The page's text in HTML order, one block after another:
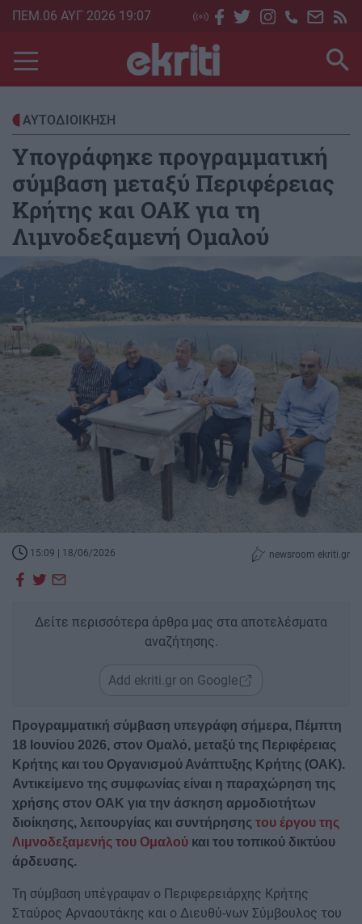
Skip
main
content
ΠΕΜ.06 ΑΥΓ 2026 19:07
ΑΥΤΟΔΙΟΙΚΗΣΗ
Υπογράφηκε προγραμματική
σύμβαση μεταξύ Περιφέρειας
Κρήτης και ΟΑΚ για τη
Λιμνοδεξαμενή Ομαλού
15:09 | 18/06/2026 newsroom ekriti.gr
Δείτε περισσότερα άρθρα μας στα αποτελέσματα
αναζήτησης.
Add ekriti.gr on Google
Προγραμματική σύμβαση υπεγράφη σήμερα, Πέμπτη
18 Ιουνίου 2026, στον Ομαλό, μεταξύ της Περιφέρειας
Κρήτης και του Οργανισμού Ανάπτυξης Κρήτης (ΟΑΚ).
Αντικείμενο της συμφωνίας είναι η παραχώρηση της
χρήσης στον ΟΑΚ για την άσκηση αρμοδιοτήτων
διοίκησης, λειτουργίας και συντήρησης του έργου της
Λιμνοδεξαμενής του Ομαλού και του τοπικού δικτύου
άρδευσης.
Τη σύμβαση υπέγραψαν ο Περιφερειάρχης Κρήτης
Σταύρος Αρναουτάκης και ο Διευθύ-νων Σύμβουλος του